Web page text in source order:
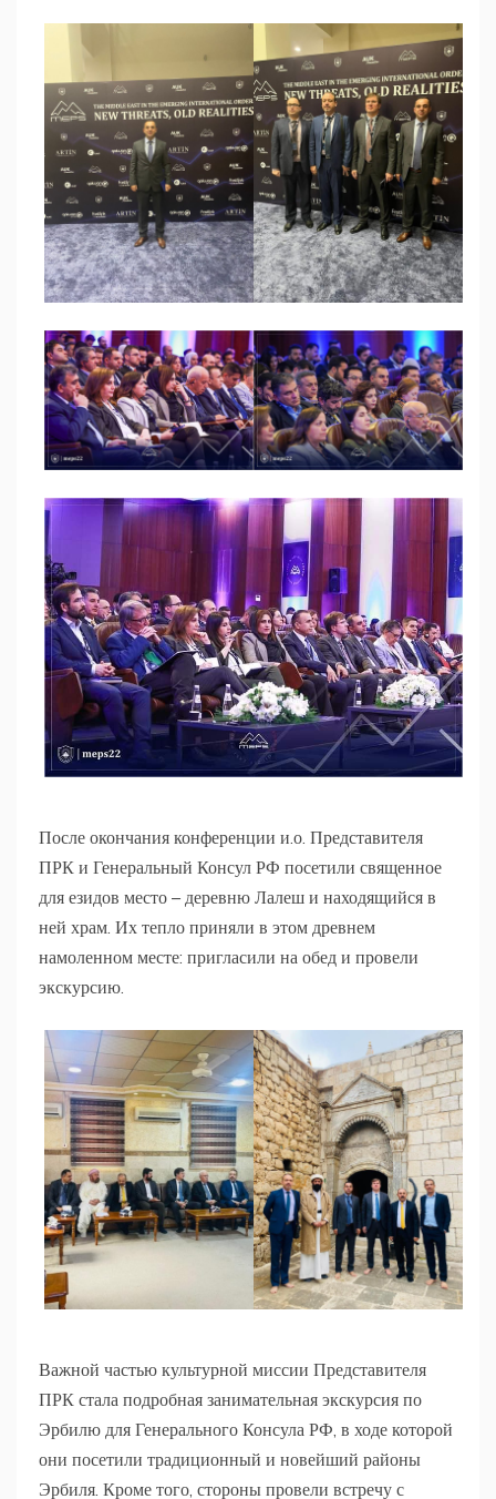
После окончания конференции и.о. Представителя
ПРК и Генеральный Консул РФ посетили священное
для езидов место – деревню Лалеш и находящийся в
ней храм. Их тепло приняли в этом древнем
намоленном месте: пригласили на обед и провели
экскурсию.
Важной частью культурной миссии Представителя
ПРК стала подробная занимательная экскурсия по
Эрбилю для Генерального Консула РФ, в ходе которой
они посетили традиционный и новейший районы
Эрбиля. Кроме того, стороны провели встречу с